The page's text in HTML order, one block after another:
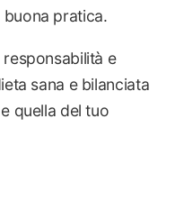
pratica.
e
sana e bilanciata
quella del tuo